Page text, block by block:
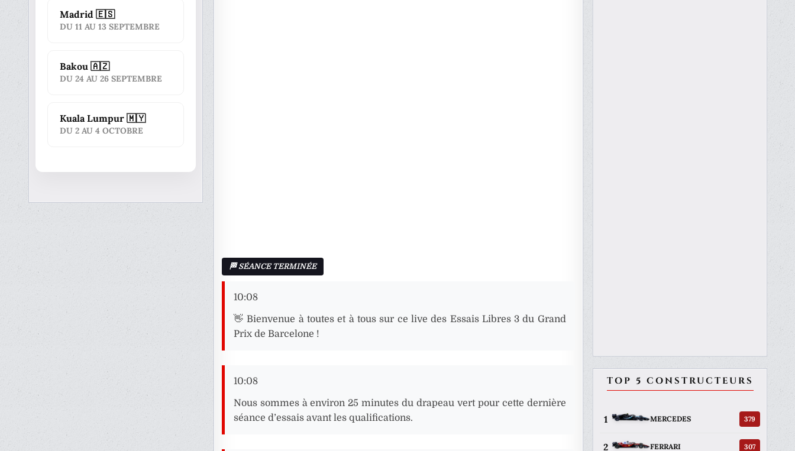
10:08
👋 Bienvenue à toutes et à tous sur ce live des Essais Libres 3 du Grand
Prix de Barcelone !
10:08
Nous sommes à environ 25 minutes du drapeau vert pour cette dernière
séance d’essais avant les qualifications.
Madrid 🇪🇸
DU 11 AU 13 SEPTEMBRE
Bakou 🇦🇿
DU 24 AU 26 SEPTEMBRE
Kuala Lumpur 🇲🇾
DU 2 AU 4 OCTOBRE
TOP 5 CONSTRUCTEURS
1 MERCEDES 379
2 FERRARI 307